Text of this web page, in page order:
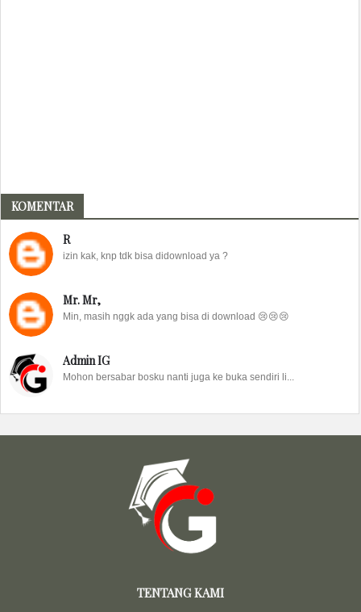
KOMENTAR
R
izin kak, knp tdk bisa didownload ya ?
Mr. Mr,
Min, masih nggk ada yang bisa di download 😢😢😢
Admin IG
Mohon bersabar bosku nanti juga ke buka sendiri li...
TENTANG KAMI